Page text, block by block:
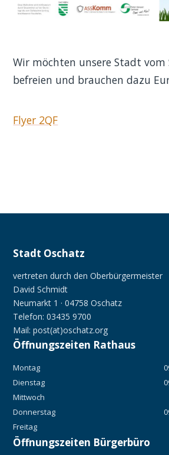
Wir möchten unsere Stadt
befreien und brauchen dazu
Flyer 2QF
Stadt Oschatz
vertreten durch den Oberbürgermeister
David Schmidt
Neumarkt 1 · 04758 Oschatz
Telefon: 03435 9700
Mail: post(at)oschatz.org
Öffnungszeiten Rathaus
Montag
Dienstag
Mittwoch
Donnerstag
Freitag
Öffnungszeiten Bürgerbüro